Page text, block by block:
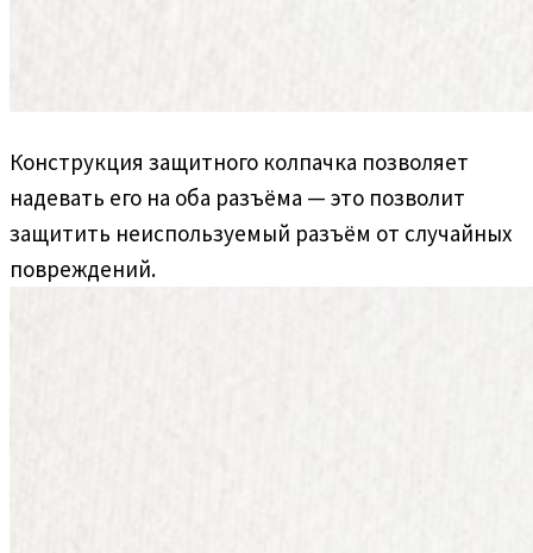
Конструкция защитного колпачка позволяет
надевать его на оба разъёма — это позволит
защитить неиспользуемый разъём от случайных
повреждений.